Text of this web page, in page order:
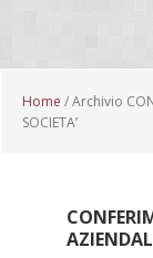
Home / Archivio
SOCIETA’